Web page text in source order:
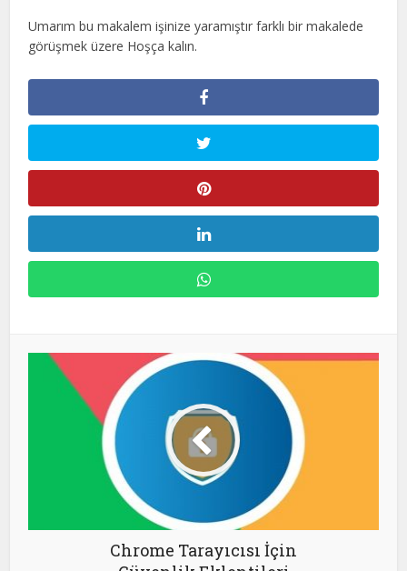
Umarım bu makalem işinize yaramıştır farklı bir makalede
görüşmek üzere Hoşça kalın.
Chrome Tarayıcısı İçin